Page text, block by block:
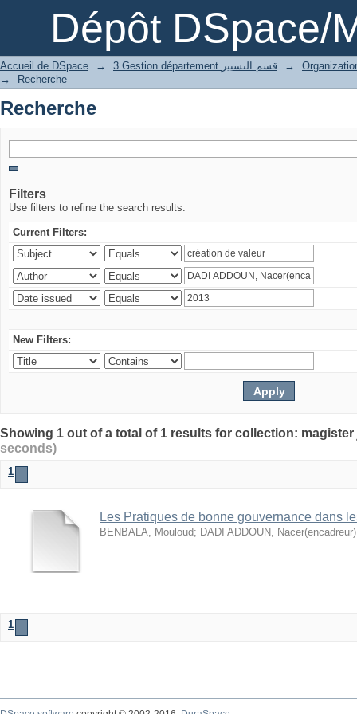
Dépôt DSpace/
Recherche
Accueil de DSpace → 3 Gestion département قسم التسيير
→
→
Recherche
Recherche
Filters
Use filters to refine the search results.
Current Filters:
New Filters:
seconds)
1
Les Pratiques de bonne gouvernance dans
BENBALA, Mouloud; DADI ADDOUN, Nacer(encadreur)
1